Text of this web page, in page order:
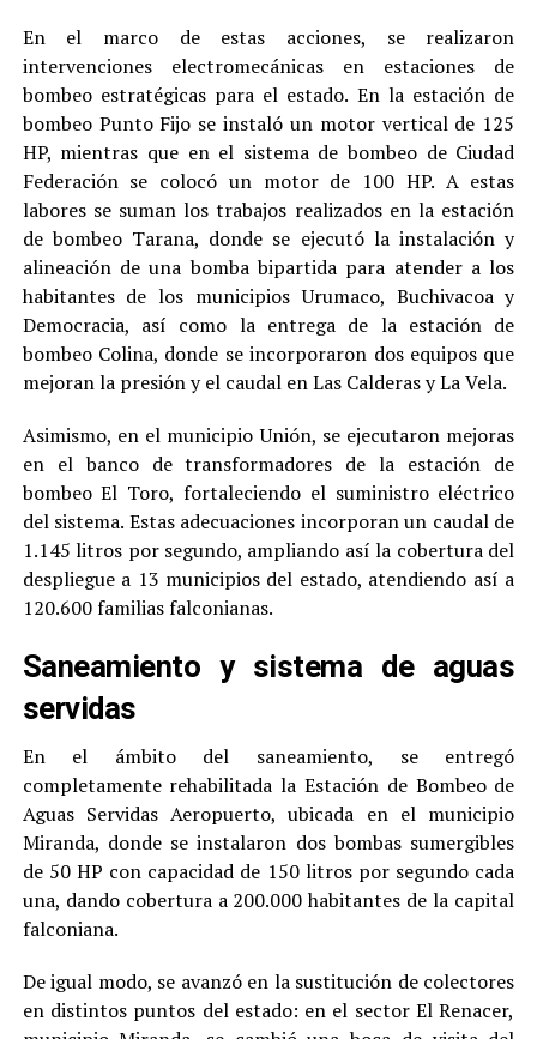
En el marco de estas acciones, se realizaron
intervenciones electromecánicas en estaciones de
bombeo estratégicas para el estado. En la estación de
bombeo Punto Fijo se instaló un motor vertical de 125
HP, mientras que en el sistema de bombeo de Ciudad
Federación se colocó un motor de 100 HP. A estas
labores se suman los trabajos realizados en la estación
de bombeo Tarana, donde se ejecutó la instalación y
alineación de una bomba bipartida para atender a los
habitantes de los municipios Urumaco, Buchivacoa y
Democracia, así como la entrega de la estación de
bombeo Colina, donde se incorporaron dos equipos que
mejoran la presión y el caudal en Las Calderas y La Vela.
Asimismo, en el municipio Unión, se ejecutaron mejoras
en el banco de transformadores de la estación de
bombeo El Toro, fortaleciendo el suministro eléctrico
del sistema. Estas adecuaciones incorporan un caudal de
1.145 litros por segundo, ampliando así la cobertura del
despliegue a 13 municipios del estado, atendiendo así a
120.600 familias falconianas.
Saneamiento y sistema de aguas
servidas
En el ámbito del saneamiento, se entregó
completamente rehabilitada la Estación de Bombeo de
Aguas Servidas Aeropuerto, ubicada en el municipio
Miranda, donde se instalaron dos bombas sumergibles
de 50 HP con capacidad de 150 litros por segundo cada
una, dando cobertura a 200.000 habitantes de la capital
falconiana.
De igual modo, se avanzó en la sustitución de colectores
en distintos puntos del estado: en el sector El Renacer,